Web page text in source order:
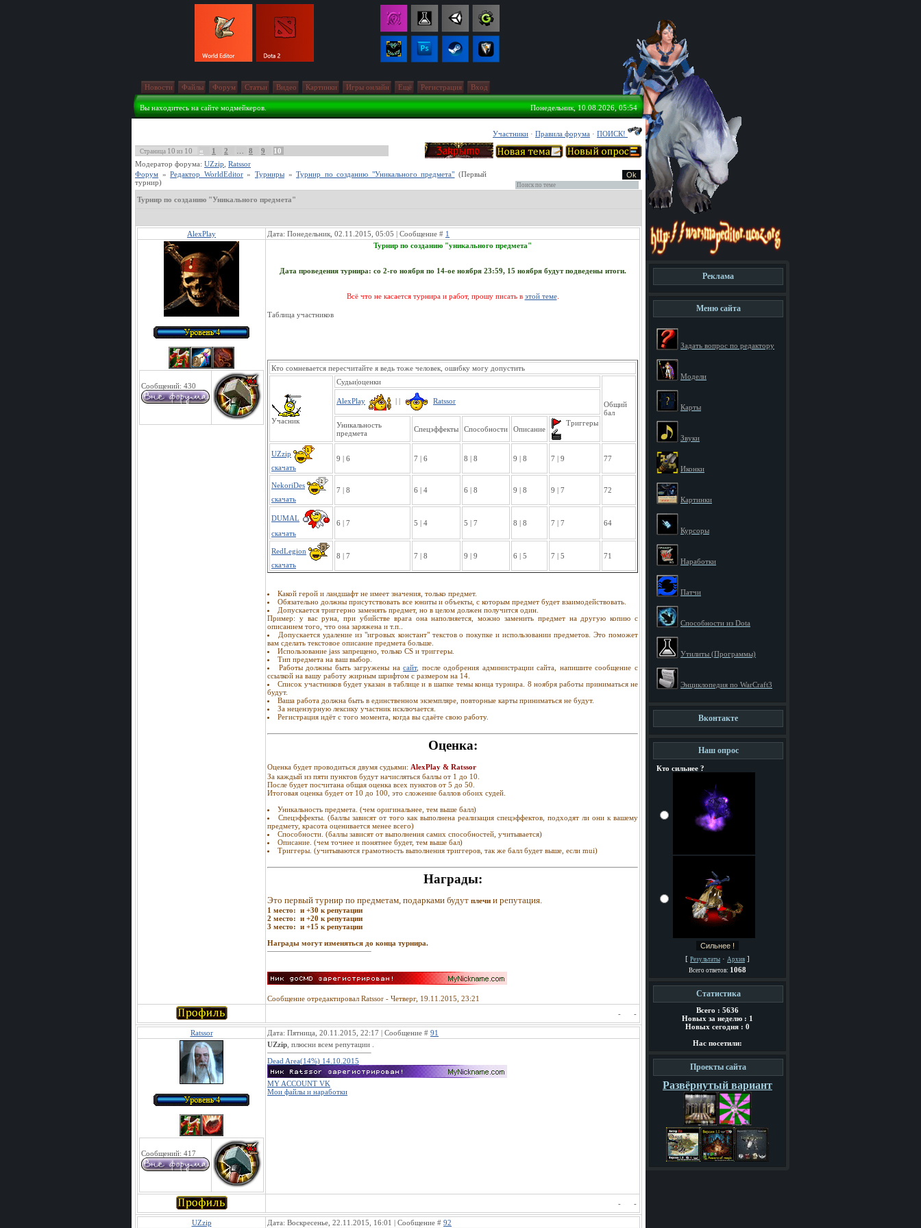
Новости Файлы Форум Статьи Видео Картинки Игры онлайн Ещё Регистрация Вход
Вы находитесь на сайте модмейкеров. Понедельник, 10.08.2026, 05:54
Участники · Правила форума · ПОИСК!
Страница 10 из 10 « 1 2 8 9
10
Модератор форума: UZzip Ratssor
Форум » Редактор WorldEditor » Турниры » Турнир по созданию "Уникального предмета" (Первый
турнир)
Турнир по созданию "Уникального предмета"
AlexPlay Дата: Понедельник, 02.11.2015, 05:05 | Сообщение # 1
Сообщений: 430
Турнир по созданию "уникального предмета"
Дата проведения турнира: со 2-го ноября по 14-ое ноября 23:59, 15 ноября будут подведены итоги.
Всё что не касается турнира и работ, прошу писать в этой теме.
Таблица участников
Кто сомневается пересчитайте я ведь тоже человек, ошибку могу допустить
Учасник
Судьи|оценки
Общий
бал
AlexPlay | | Ratssor
Уникальность
предмета
Спецэффекты Способности Описание
Триггеры
UZzip
скачать
9 | 6 7 | 6 8 | 8 9 | 8 7 | 9 77
NekoriDes
скачать
7 | 8 6 | 4 6 | 8 9 | 8 9 | 7 72
DUMAL
скачать
6 | 7 5 | 4 5 | 7 8 | 8 7 | 7 64
RedLegion
скачать
8 | 7 7 | 8 9 | 9 6 | 5 7 | 5 71
Какой герой и ландшафт не имеет значения, только предмет.
Обязательно должны присутствовать все юниты и объекты, с которым предмет будет взаимодействовать.
Допускается триггерно заменять предмет, но в целом должен получится один.
Пример: у вас руна, при убийстве врага она наполняется, можно заменить предмет на другую копию с
описанием того, что она заряжена и т.п..
Допускается удаление из "игровых констант" текстов о покупке и использовании предметов. Это поможет
вам сделать текстовое описание предмета больше.
Использование jass запрещено, только CS и триггеры.
Тип предмета на ваш выбор.
Работы должны быть загружены насайт, после одобрения администрации сайта, напишите сообщение с
ссылкой на вашу работу жирным шрифтом с размером на 14.
Список участников будет указан в таблице и в шапке темы конца турнира. 8 ноября работы приниматься не
будут.
Ваша работа должна быть в единственном экземпляре, повторные карты приниматься не будут.
За нецензурную лексику участник исключается.
Регистрация идёт с того момента, когда вы сдаёте свою работу.
Оценка:
Оценка будет проводиться двумя судьями: AlexPlay & Ratssor
За каждый из пяти пунктов будут начисляться баллы от 1 до 10.
После будет посчитана общая оценка всех пунктов от 5 до 50.
Итоговая оценка будет от 10 до 100, это сложение баллов обоих судей.
Уникальность предмета. (чем оригинальнее, тем выше балл)
Спецэффекты. (баллы зависят от того как выполнена реализация спецэффектов, подходят ли они к вашему
предмету, красота оценивается менее всего)
Способности. (баллы зависят от выполнения самих способностей, учитывается)
Описание. (чем точнее и понятнее будет, тем выше бал)
Триггеры. (учитываются грамотность выполнения триггеров, так же балл будет выше, если mui)
Награды:
Это первый турнир по предметам, подарками будут плечи и репутация.
1 место: и +30 к репутации
2 место: и +20 к репутации
3 место: и +15 к репутации
Награды могут изменяться до конца турнира.
Сообщение отредактировал Ratssor - Четверг, 19.11.2015, 23:21
-
-
Ratssor Дата: Пятница, 20.11.2015, 22:17 | Сообщение # 91
Сообщений: 417
UZzip , плюсни всем репутации .
Dead Area(14%) 14.10.2015
MY ACCOUNT VK
Мои файлы и наработки
- -
UZzip Дата: Воскресенье, 22.11.2015, 16:01 | Сообщение # 92
Реклама
Меню сайта
Задать вопрос по редактору
Модели
Карты
Звуки
Иконки
Картинки
Курсоры
Наработки
Патчи
Способности из Dota
Утилиты (Программы)
Энциклопедия по WarCraft3
Вконтакте
Наш опрос
Кто сильнее ?
[ Результаты · Архив ]
Всего ответов: 1068
Статистика
Всего : 5636
Новых за неделю : 1
Новых сегодня : 0
Нас посетили:
Проекты сайта
Развёрнутый вариант